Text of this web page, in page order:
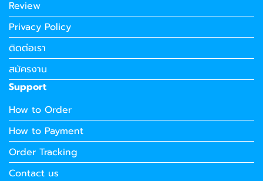
Review
Privacy Policy
ติดต่อเรา
สมัครงาน
Support
How to Order
How to Payment
Order Tracking
Contact us